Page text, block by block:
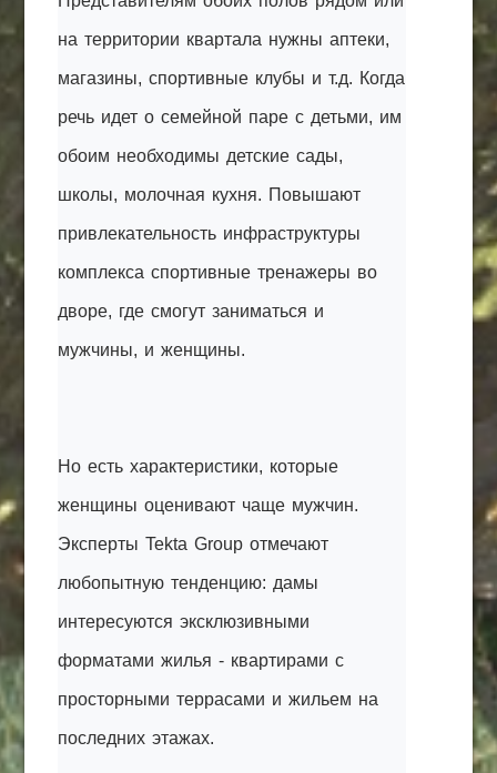
на территории квартала нужны аптеки,
магазины, спортивные клубы и т.д. Когда
речь идет о семейной паре с детьми, им
обоим необходимы детские сады,
школы, молочная кухня. Повышают
привлекательность инфраструктуры
комплекса спортивные тренажеры во
дворе, где смогут заниматься и
мужчины, и женщины.
Но есть характеристики, которые
женщины оценивают чаще мужчин.
Эксперты Tekta Group отмечают
любопытную тенденцию: дамы
интересуются эксклюзивными
форматами жилья - квартирами с
просторными террасами и жильем на
последних этажах.